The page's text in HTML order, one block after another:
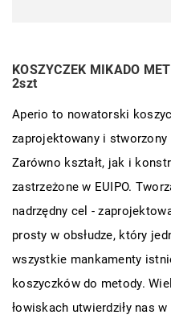
KOSZYCZEK MIKADO
2szt
Aperio to nowatorski
zaprojektowany i stworzony
Zarówno kształt, jak i
zastrzeżone w EUIPO.
nadrzędny cel -
prosty w obsłudze, który
wszystkie mankamenty
koszyczków do metody.
łowiskach utwierdziły nas